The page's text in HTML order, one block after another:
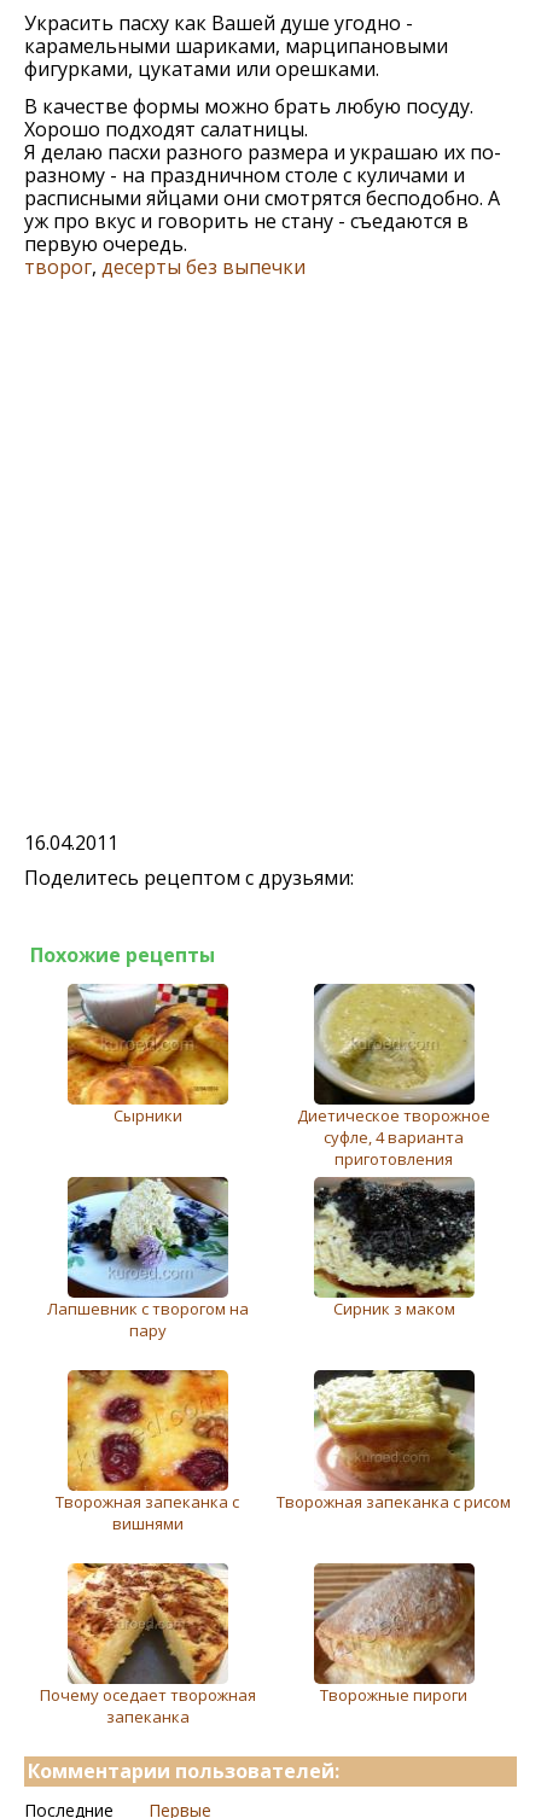
Украсить пасху как Вашей душе угодно -
карамельными шариками, марципановыми
фигурками, цукатами или орешками.
В качестве формы можно брать любую посуду.
Хорошо подходят салатницы.
Я делаю пасхи разного размера и украшаю их по-
разному - на праздничном столе с куличами и
расписными яйцами они смотрятся бесподобно. А
уж про вкус и говорить не стану - съедаются в
первую очередь.
творог, десерты без выпечки
16.04.2011
Поделитесь рецептом с друзьями:
Похожие рецепты
Сырники
Диетическое творожное
суфле, 4 варианта
приготовления
Лапшевник с творогом на
пару
Сирник з маком
Творожная запеканка с
вишнями
Творожная запеканка с рисом
Почему оседает творожная
запеканка
Творожные пироги
Комментарии пользователей:
Последние Первые